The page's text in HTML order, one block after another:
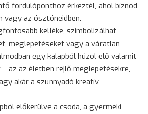
fordulóponthoz érkeztél, ahol bíznod
vagy az ösztöneidben.
kelléke, szimbolizálhat
meglepetéseket vagy a váratlan
egy kalapból húzol elő valamit
az az életben rejlő meglepetésekre,
akár a szunnyadó kreatív
előkerülve a csoda, a gyermeki